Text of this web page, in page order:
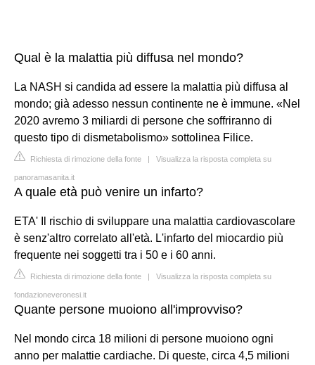
Qual è la malattia più diffusa nel mondo?
La NASH si candida ad essere la malattia più diffusa al
mondo; già adesso nessun continente ne è immune. «Nel
2020 avremo 3 miliardi di persone che soffriranno di
questo tipo di dismetabolismo» sottolinea Filice.
Richiesta di rimozione della fonte | Visualizza la risposta completa su
panoramasanita.it
A quale età può venire un infarto?
ETA' Il rischio di sviluppare una malattia cardiovascolare
è senz'altro correlato all'età. L'infarto del miocardio più
frequente nei soggetti tra i 50 e i 60 anni.
Richiesta di rimozione della fonte | Visualizza la risposta completa su
fondazioneveronesi.it
Quante persone muoiono all'improvviso?
Nel mondo circa 18 milioni di persone muoiono ogni
anno per malattie cardiache. Di queste, circa 4,5 milioni